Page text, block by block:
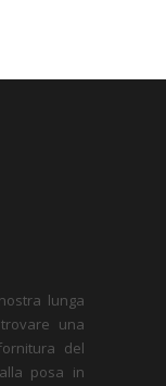
lunga
una
del
posa in